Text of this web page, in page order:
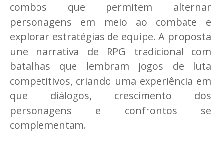
combos que permitem alternar
personagens em meio ao combate e
explorar estratégias de equipe. A proposta
une narrativa de RPG tradicional com
batalhas que lembram jogos de luta
competitivos, criando uma experiência em
que diálogos, crescimento dos
personagens e confrontos se
complementam.